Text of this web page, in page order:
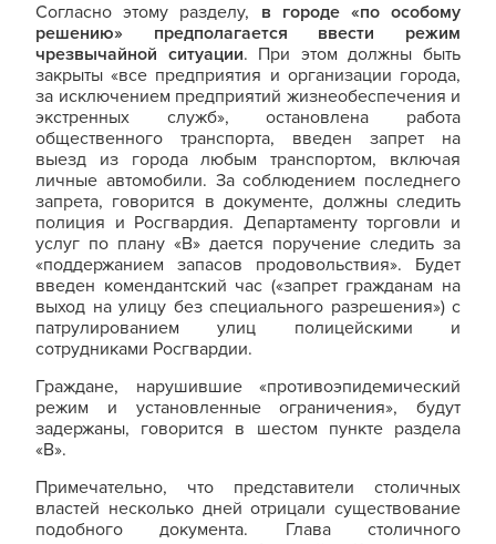
Согласно этому разделу, в городе «по особому
решению» предполагается ввести режим
чрезвычайной ситуации. При этом должны быть
закрыты «все предприятия и организации города,
за исключением предприятий жизнеобеспечения и
экстренных служб», остановлена работа
общественного транспорта, введен запрет на
выезд из города любым транспортом, включая
личные автомобили. За соблюдением последнего
запрета, говорится в документе, должны следить
полиция и Росгвардия. Департаменту торговли и
услуг по плану «В» дается поручение следить за
«поддержанием запасов продовольствия». Будет
введен комендантский час («запрет гражданам на
выход на улицу без специального разрешения») с
патрулированием улиц полицейскими и
сотрудниками Росгвардии.
Граждане, нарушившие «противоэпидемический
режим и установленные ограничения», будут
задержаны, говорится в шестом пункте раздела
«В».
Примечательно, что представители столичных
властей несколько дней отрицали существование
подобного документа. Глава столичного